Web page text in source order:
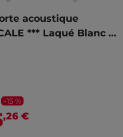
acoustique
*** Laqué Blanc -
-15 %
,26 €